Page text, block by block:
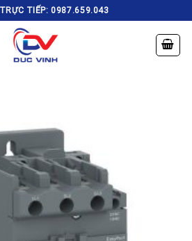
TIẾP: 0987.659.043